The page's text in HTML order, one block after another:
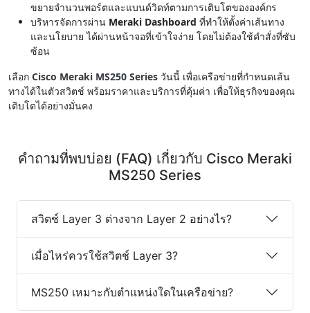
ขยายจำนวนพอร์ตและแบนด์วิดท์ตามการเติบโตขององค์กร
บริหารจัดการผ่าน Meraki Dashboard ที่ทำให้ตั้งค่าเส้นทาง
และนโยบาย ได้ผ่านหน้าจอที่เข้าใจง่าย โดยไม่ต้องใช้คำสั่งที่ซับ
ซ้อน
เลือก Cisco Meraki MS250 Series วันนี้ เพื่อเครือข่ายที่กำหนดเส้น
ทางได้ในตัวสวิตช์ พร้อมราคาและบริการที่คุ้มค่า เพื่อให้ธุรกิจของคุณ
เติบโตได้อย่างมั่นคง
คำถามที่พบบ่อย (FAQ) เกี่ยวกับ Cisco Meraki
MS250 Series
สวิตช์ Layer 3 ต่างจาก Layer 2 อย่างไร?
เมื่อไหร่ควรใช้สวิตช์ Layer 3?
MS250 เหมาะกับตำแหน่งใดในเครือข่าย?